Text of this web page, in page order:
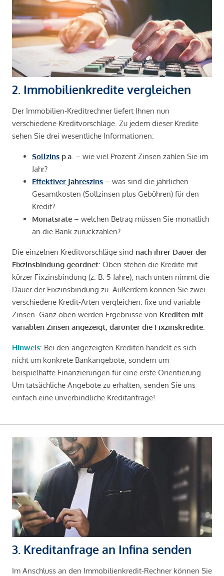
2. Immobilienkredite vergleichen
Der Immobilien-Kreditrechner liefert Ihnen nun
verschiedene Kreditvorschläge. Zu jedem dieser Kredite
sehen Sie drei wesentliche Informationen:
Sollzins p.a . – wie viel Prozent Zinsen zahlen Sie im
Jahr?
Effektiver Jahreszins – was sind die jährlichen
Gesamtkosten (Sollzinsen plus Gebühren) für den
Kredit?
Monatsrate – welchen Betrag müssen Sie monatlich
an die Bank zurückzahlen?
Die einzelnen Kreditvorschläge sind nach ihrer Dauer der
Fixzinsbindung geordnet: Oben stehen die Kredite mit
kürzer Fixzinsbindung (z. B. 5 Jahre), nach unten nimmt die
Dauer der Fixzinsbindung zu. Außerdem können Sie zwei
verschiedene Kredit-Arten vergleichen: fixe und variable
Zinsen. Ganz oben werden Ergebnisse von Krediten mit
variablen Zinsen angezeigt, darunter die Fixzinskredite
Hinweis: Bei den angezeigten Krediten handelt es sich
nicht um konkrete Bankangebote, sondern um
beispielhafte Finanzierungen für eine erste Orientierung.
Um tatsächliche Angebote zu erhalten, senden Sie uns
einfach eine unverbindliche Kreditanfrage!
3. Kreditanfrage an Infina senden
Im Anschluss an den Immobilienkredit-Rechner können Sie